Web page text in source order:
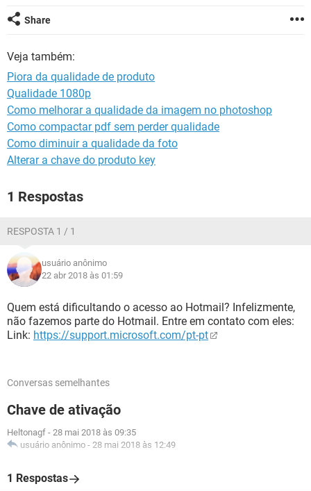
OUTLOOK
GUIA DE COMPRAS
Share
Veja também:
Piora da qualidade de produto
Qualidade 1080p
Como melhorar a qualidade da imagem no photoshop
Como compactar pdf sem perder qualidade
Como diminuir a qualidade da foto
Alterar a chave do produto key
1 Respostas
RESPOSTA 1 / 1
usuário anônimo
22 abr 2018 às 01:59
Quem está dificultando o acesso ao Hotmail? Infelizmente,
não fazemos parte do Hotmail. Entre em contato com eles:
Link: https://support.microsoft.com/pt-pt
Conversas semelhantes
Chave de ativação
Heltonagf - 28 mai 2018 às 09:35
usuário anônimo - 28 mai 2018 às 12:49
1 Respostas